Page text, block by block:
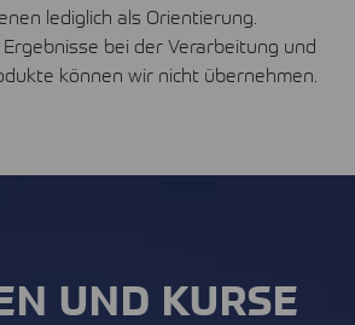
lediglich als Orientierung.
bei der Verarbeitung und
können wir nicht übernehmen.
UND KURSE